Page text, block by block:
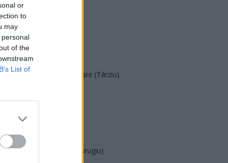
or
to
may
of the
List of
SENS
SOS (Șoșoacă)
POT (Gavrilă)
PACE (Peia)
Acțiunea Conservatoare (Târziu)
PNȚCD (Pavelescu)
PNCR (Terheș)
Partidul Patrioților (Surugiu)